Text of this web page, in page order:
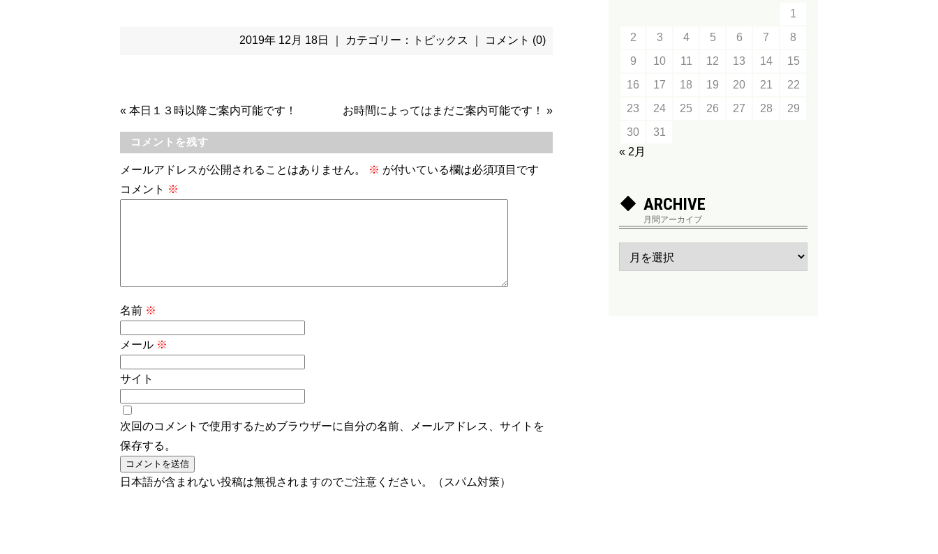
2019年 12月 18日 ｜ カテゴリー： トピックス コメント (0)
« 本日１３時以降ご案内可能です！ お時間によってはまだご案内可能です！ »
コメントを残す
メールアドレスが公開されることはありません。 ※ が付いている欄は必須項目です
コメント ※
名前 ※
メール ※
サイト
次回のコメントで使用するためブラウザーに自分の名前、メールアドレス、サイトを
保存する。
日本語が含まれない投稿は無視されますのでご注意ください。（スパム対策）
1
2
3 4 5 6 7
8
9
10 11 12 13 14
15
16
17 18 19 20 21
22
23
24 25 26 27 28
29
30
31
« 2月
ARCHIVE
月間アーカイブ